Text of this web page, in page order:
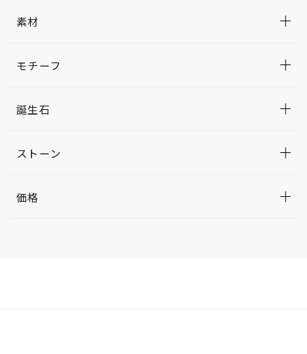
素材
モチーフ
誕生石
ストーン
価格